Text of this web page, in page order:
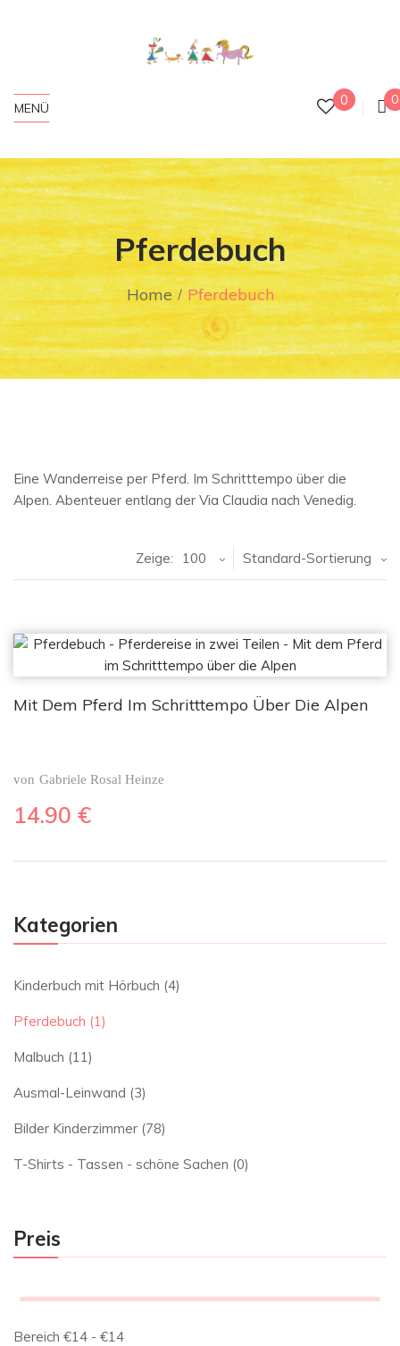
MENÜ 0 0
Pferdebuch
Home Pferdebuch
Kategorien
Kinderbuch mit Hörbuch (4)
Pferdebuch (1)
Malbuch (11)
Ausmal-Leinwand (3)
Bilder Kinderzimmer (78)
T-Shirts - Tassen - schöne Sachen (0)
Preis
Bereich €14 - €14
Eine Wanderreise per Pferd. Im Schritttempo über die
Alpen. Abenteuer entlang der Via Claudia nach Venedig.
Standard-Sortierung
Zeige: 100
Mit Dem Pferd Im Schritttempo Über Die Alpen
von Gabriele Rosal Heinze
14.90 €